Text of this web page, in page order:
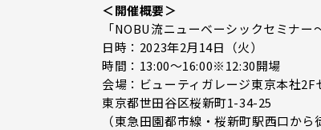
＜開催概要＞
「NOBU流ニューベーシックセミナ
日時：2023年2月14日（火）
時間：13:00～16:00※12:30開場
会場：ビューティガレージ東京本社2F
東京都世田谷区桜新町1-34-25
（東急田園都市線・桜新町駅西口から